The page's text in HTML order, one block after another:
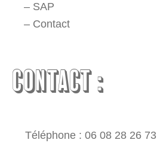
– SAP
– Contact
CONTACT :
Téléphone : 06 08 28 26 73